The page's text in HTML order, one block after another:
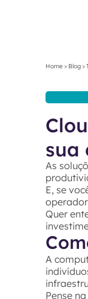
Home> Blog>
sua
As
E, se
Quer
A
Pense